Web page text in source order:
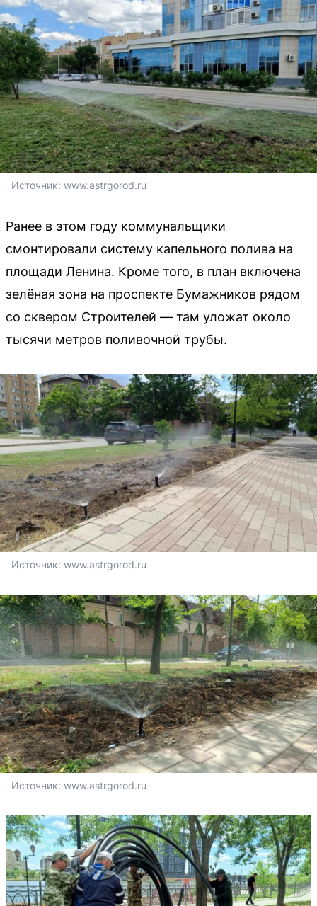
Источник: www.astrgorod.ru
Ранее в этом году коммунальщики
смонтировали систему капельного полива на
площади Ленина. Кроме того, в план включена
зелёная зона на проспекте Бумажников рядом
со сквером Строителей — там уложат около
тысячи метров поливочной трубы.
Источник: www.astrgorod.ru
Источник: www.astrgorod.ru